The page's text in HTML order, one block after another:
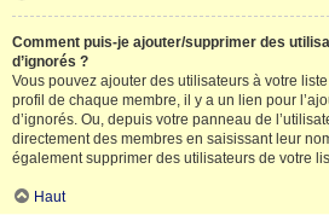
Comment puis-je ajouter/supprimer des
d’ignorés ?
Vous pouvez ajouter des utilisateurs à votre
profil de chaque membre, il y a un lien pour
d’ignorés. Ou, depuis votre panneau de
directement des membres en saisissant leur
également supprimer des utilisateurs de votre
Haut